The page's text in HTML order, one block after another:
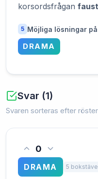
korsordsfrågan faust
5 Möjliga lösningar
DRAMA
Svar (1)
Svaren sorteras efter
0
DRAMA 5